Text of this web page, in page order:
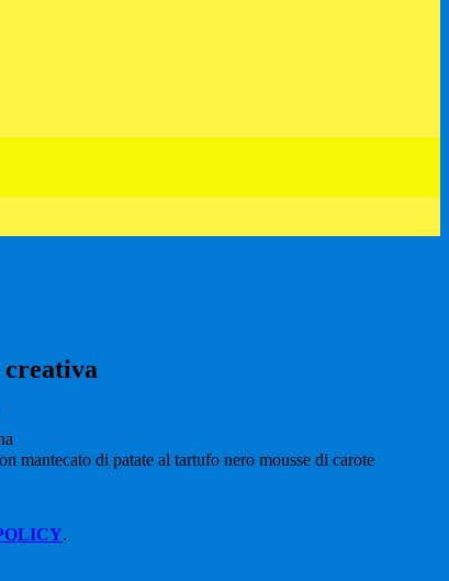
creativa
mantecato di patate al tartufo nero mousse di carote
.